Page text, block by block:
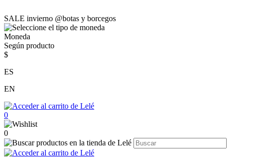
SALE invierno @botas y borcegos
Moneda
Según producto
$
ES
EN
0
0